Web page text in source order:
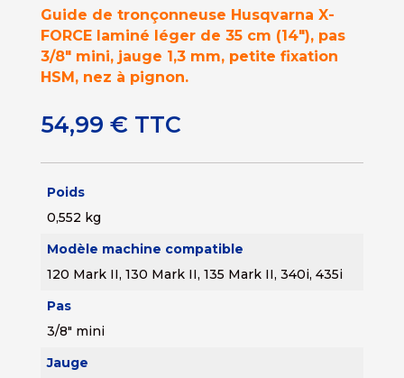
Guide de tronçonneuse Husqvarna X-
FORCE laminé léger de 35 cm (14″), pas
3/8″ mini, jauge 1,3 mm, petite fixation
HSM, nez à pignon.
54,99 € TTC
Poids
0,552 kg
Modèle machine compatible
120 Mark II, 130 Mark II, 135 Mark II, 340i, 435i
Pas
3/8" mini
Jauge